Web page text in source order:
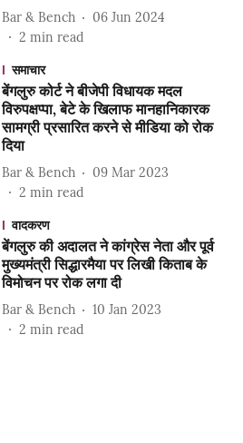
Bar & Bench
06 Jun 2024
2 min read
समाचार
बेंगलुरु कोर्ट ने बीजेपी विधायक मदल
विरुपक्षप्पा, बेटे के खिलाफ मानहानिकारक
सामग्री प्रसारित करने से मीडिया को रोक
दिया
Bar & Bench
09 Mar 2023
2 min read
वादकरण
बेंगलुरु की अदालत ने कांग्रेस नेता और पूर्व
मुख्यमंत्री सिद्धारमैया पर लिखी किताब के
विमोचन पर रोक लगा दी
Bar & Bench
10 Jan 2023
2 min read